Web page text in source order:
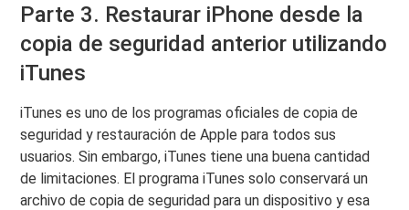
Parte 3. Restaurar iPhone desde la
copia de seguridad anterior utilizando
iTunes
iTunes es uno de los programas oficiales de copia de
seguridad y restauración de Apple para todos sus
usuarios. Sin embargo, iTunes tiene una buena cantidad
de limitaciones. El programa iTunes solo conservará un
archivo de copia de seguridad para un dispositivo y esa